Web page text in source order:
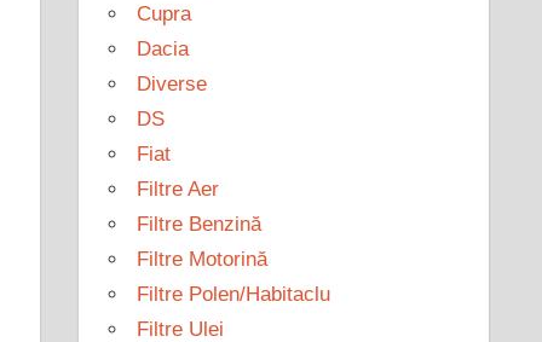
Cupra
Dacia
Diverse
DS
Fiat
Filtre Aer
Filtre Benzină
Filtre Motorină
Filtre Polen/Habitaclu
Filtre Ulei